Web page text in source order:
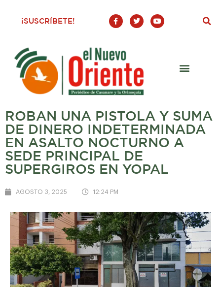
¡SUSCRÍBETE!
F
a
c
o
o
-
T
w
i
Y
o
u
ROBAN UNA PISTOLA Y SUMA
DE DINERO INDETERMINADA
EN ASALTO NOCTURNO A
SEDE PRINCIPAL DE
SUPERGIROS EN YOPAL
AGOSTO 3, 2025 12:24 PM